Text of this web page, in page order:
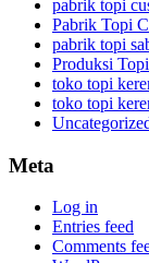
pabrik topi
Pabrik Topi
pabrik topi
Produksi
toko topi
toko topi
Meta
Log in
Entries feed
Comments